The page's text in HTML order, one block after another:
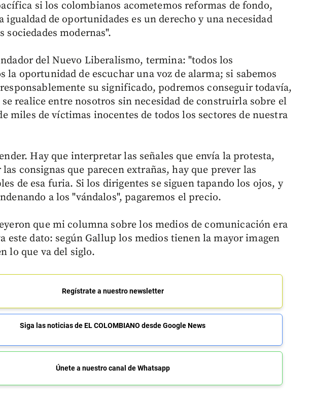
si los colombianos acometemos reformas de fondo,
igualdad de oportunidades es un derecho y una necesidad
modernas".
del Nuevo Liberalismo, termina: "todos los
la oportunidad de escuchar una voz de alarma; si sabemos
su significado, podremos conseguir todavía,
realice entre nosotros sin necesidad de construirla sobre el
miles de víctimas inocentes de todos los sectores de nuestra
Hay que interpretar las señales que envía la protesta,
consignas que parecen extrañas, hay que prever las
de esa furia. Si los dirigentes se siguen tapando los ojos, y
a los "vándalos", pagaremos el precio.
que mi columna sobre los medios de comunicación era
este dato: según Gallup los medios tienen la mayor imagen
lo que va del siglo.
Regístrate a nuestro newsletter
Siga las noticias de EL COLOMBIANO desde Google News
Únete a nuestro canal de Whatsapp